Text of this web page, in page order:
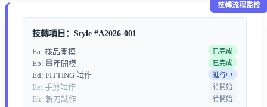
技轉流程監控
技轉項目：Style #A2026-001
Ea: 樣品開模
已完成
Eb: 量產開模 已完成
Ed: FITTING 試作 進行中
Ee: 手剪試作 待開始
Ek: 斬刀試作 待開始